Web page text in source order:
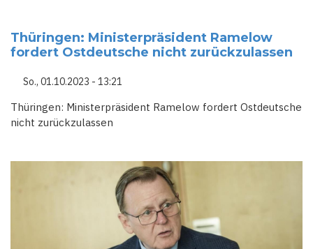
Thüringen: Ministerpräsident Ramelow
fordert Ostdeutsche nicht zurückzulassen
So., 01.10.2023 - 13:21
Thüringen: Ministerpräsident Ramelow fordert Ostdeutsche
nicht zurückzulassen